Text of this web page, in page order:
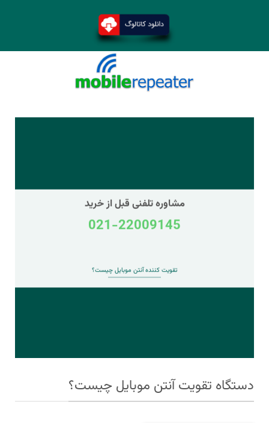
مشاوره تلفنی قبل از خرید
021-22009145
تقویت کننده آنتن موبایل چیست؟
دستگاه تقویت آنتن موبایل چیست؟